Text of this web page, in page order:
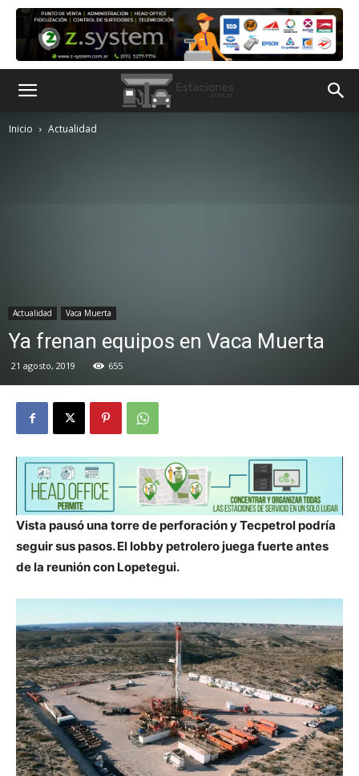
Inicio Actualidad
Actualidad Vaca Muerta
Ya frenan equipos en Vaca Muerta
21 agosto, 2019 655
Vista pausó una torre de perforación y Tecpetrol podría
seguir sus pasos. El lobby petrolero juega fuerte antes
de la reunión con Lopetegui.